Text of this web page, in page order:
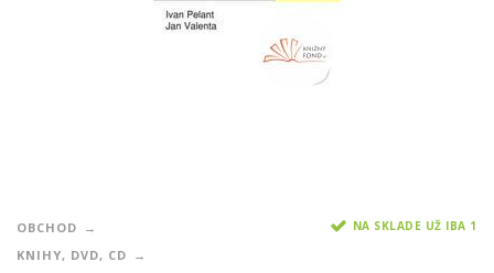
OBCHOD
KNIHY, DVD, CD
NA SKLADE UŽ IBA 1